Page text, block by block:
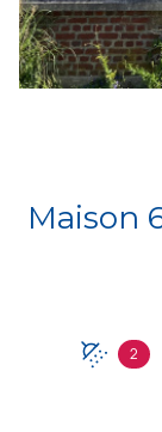
Maison 6 pièce(s) 3 chambre(s)
2